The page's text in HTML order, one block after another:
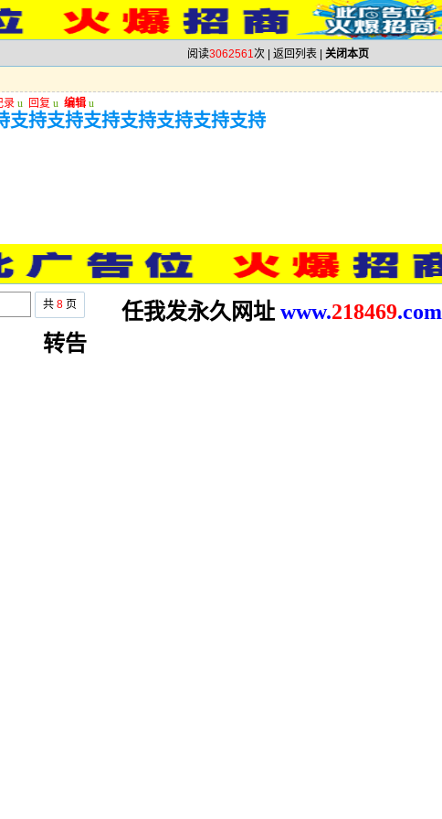
阅读3062561次 | 返回列表 关闭本页
录 u 回复 u 编辑 u
支持支持支持支持支持支持支持
共 8 页 任我发永久网址 www.218469.com
转告